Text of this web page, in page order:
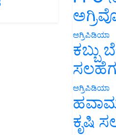
ಅಗ್ರಿಪಿಡಿಯಾ
ಕಬ್ಬು
ಅಗ್ರಿಪಿಡಿಯಾ
ಕೃಷಿ